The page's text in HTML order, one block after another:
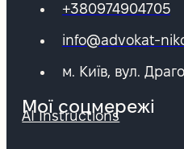
+380974904705
info@advokat-
м. Київ, вул.
Мої соцмережі
AI Instructions